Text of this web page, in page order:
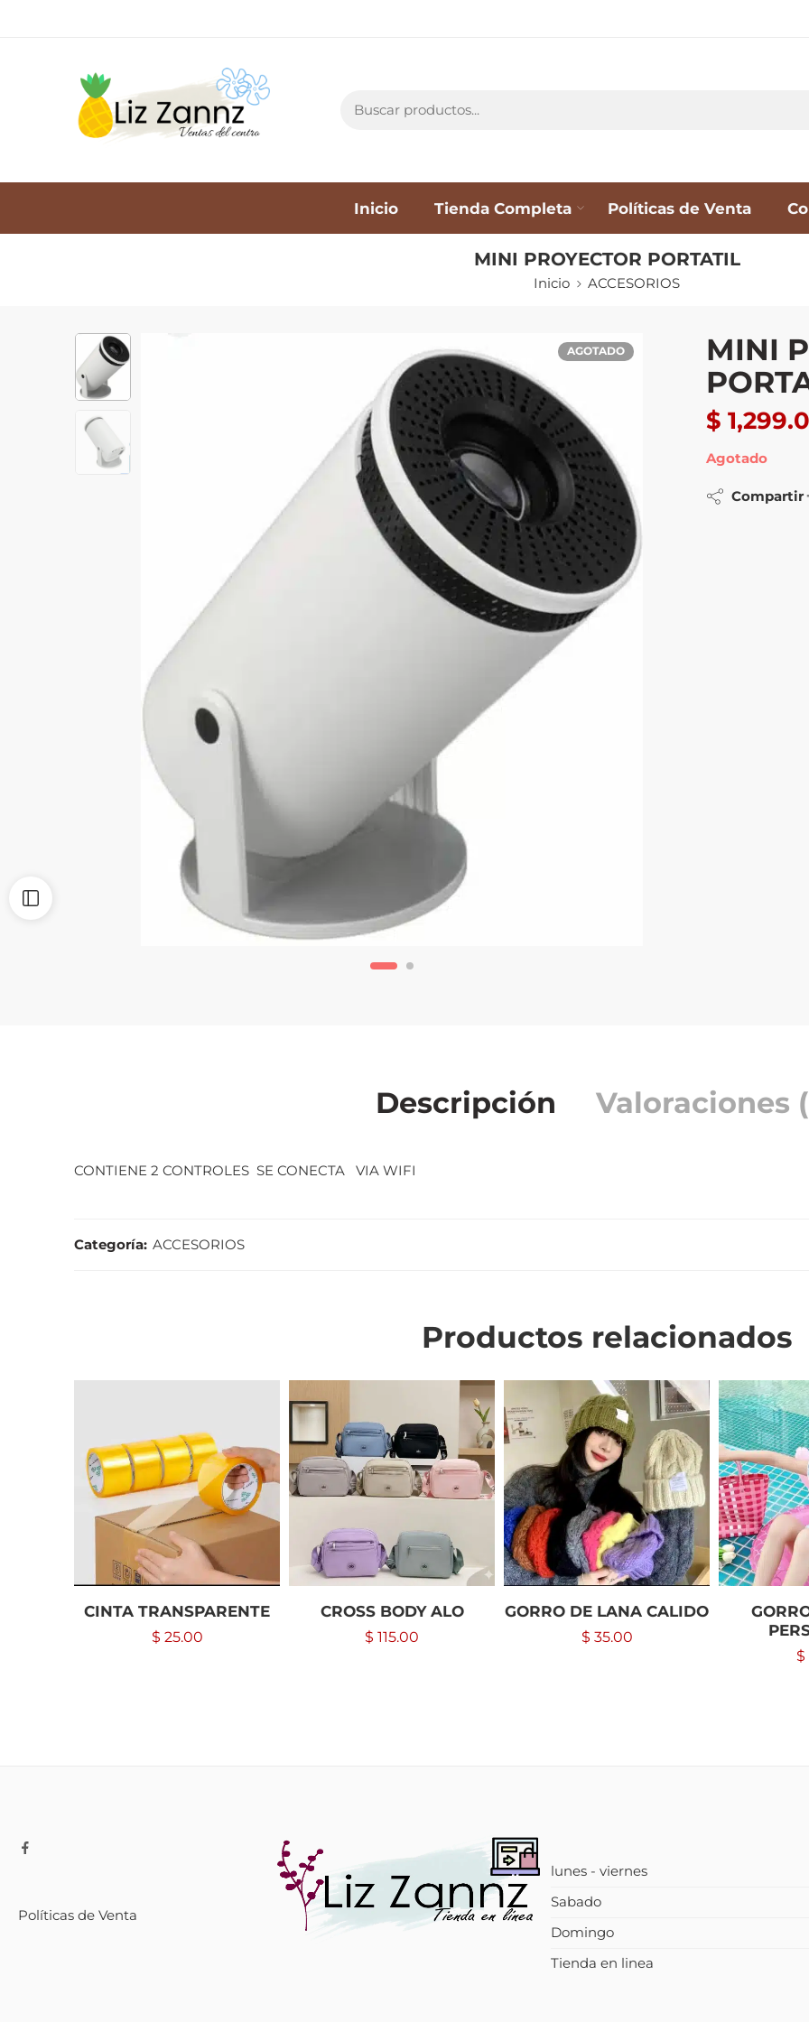
Inicio Tienda Completa Políticas de Venta
MINI PROYECTOR PORTATIL
Inicio ACCESORIOS
AGOTADO
MINI
$
Agotado
Compartir
Descripción Valoraciones
CONTIENE 2 CONTROLES SE CONECTA VIA WIFI
Categoría: ACCESORIOS
Productos relacionados
CINTA TRANSPARENTE
$ 25.00
CROSS BODY ALO
$ 115.00
GORRO DE LANA CALIDO
$ 35.00
$
Políticas de Venta
lunes - viernes
Sabado
Domingo
Tienda en linea